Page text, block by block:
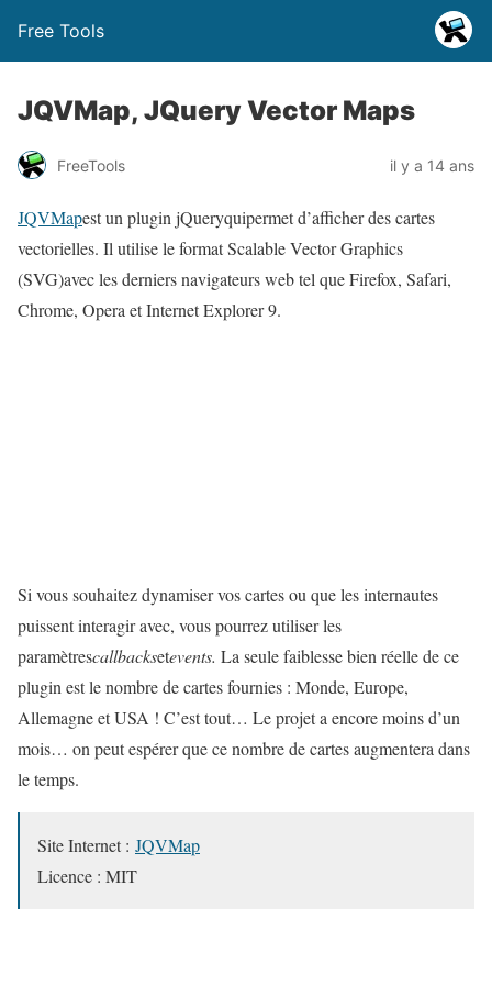
Free Tools
JQVMap, JQuery Vector Maps
FreeTools il y a 14 ans
JQVMapest un plugin jQueryquipermet d’afficher des cartes
vectorielles. Il utilise le format Scalable Vector Graphics
(SVG)avec les derniers navigateurs web tel que Firefox, Safari,
Chrome, Opera et Internet Explorer 9.
Si vous souhaitez dynamiser vos cartes ou que les internautes
puissent interagir avec, vous pourrez utiliser les
paramètrescallbacksetevents. La seule faiblesse bien réelle de ce
plugin est le nombre de cartes fournies : Monde, Europe,
Allemagne et USA ! C’est tout… Le projet a encore moins d’un
mois… on peut espérer que ce nombre de cartes augmentera dans
le temps.
Site Internet : JQVMap
Licence : MIT